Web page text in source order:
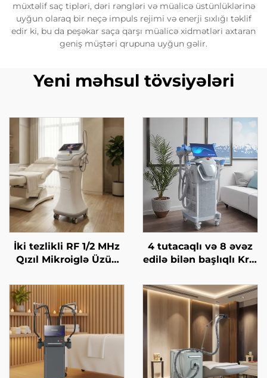
müxtəlif saç tipləri, dəri rəngləri və müalicə üstünlüklərinə
uyğun olaraq bir neçə impuls rejimi və enerji sıxlığı təklif
edir ki, bu da peşəkar saça qarşı müalicə xidmətləri axtaran
geniş müştəri qrupuna uyğun gəlir.
Yeni məhsul tövsiyələri
İki tezlikli RF 1/2 MHz
Qızıl Mikroiglə Üzün
4 tutacaqlı və 8 əvəz
edilə bilən başlıqlı Krio
soyutma texnologiyası
ilə krioterapiya, çəki
itirmə kosmetik maşın